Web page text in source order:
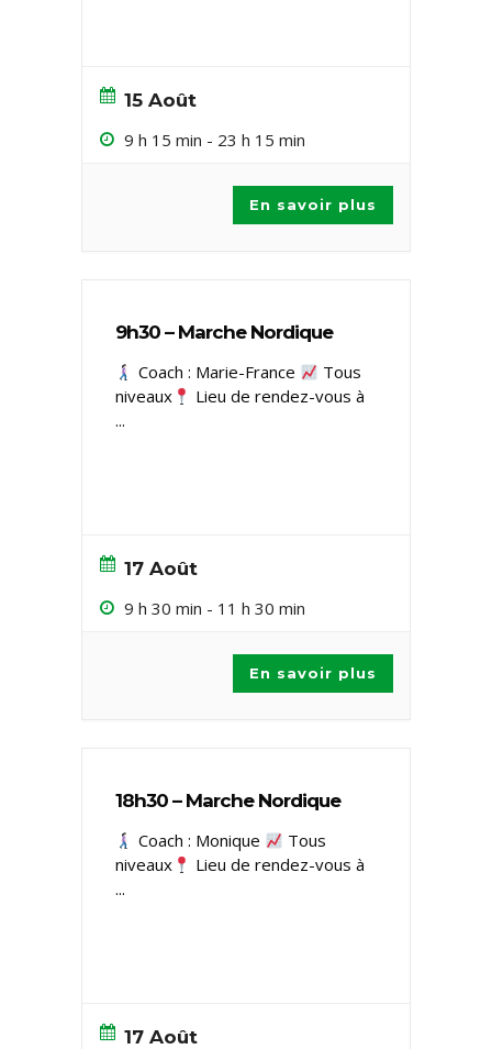
15 Août
9 h 15 min - 23 h 15 min
En savoir plus
9h30 – Marche Nordique
Coach : Marie-France
Tous
niveaux ​
Lieu de rendez-vous à
...
17 Août
9 h 30 min - 11 h 30 min
En savoir plus
18h30 – Marche Nordique
Coach : Monique
Tous
niveaux ​
Lieu de rendez-vous à
...
17 Août